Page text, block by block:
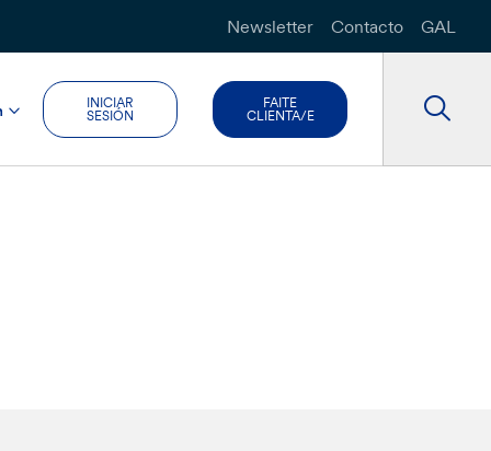
Newsletter Contacto GAL
INICIAR
SESIÓN
FAITE
CLIENTA/E